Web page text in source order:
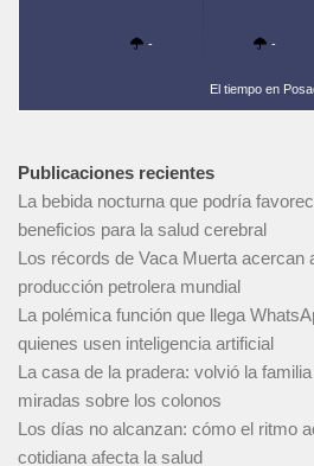
- -
El tiempo en
Publicaciones recientes
La bebida nocturna que podría
beneficios para la salud cerebral
Los récords de Vaca Muerta acercan
producción petrolera mundial
La polémica función que llega
quienes usen inteligencia artificial
La casa de la pradera: volvió la
miradas sobre los colonos
Los días no alcanzan: cómo el ritmo
cotidiana afecta la salud